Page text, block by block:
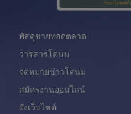
พัสดุขายทอดตลาด
วารสารโคนม
จดหมายข่าวโคนม
สมัครงานออนไลน์
ผังเว็บไซต์